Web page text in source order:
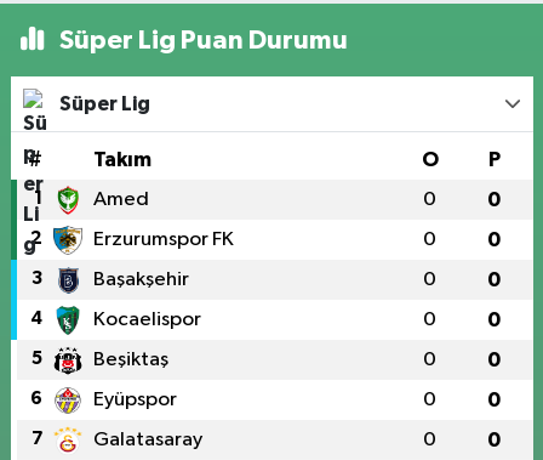
Süper Lig Puan Durumu
Süper Lig
# Takım O P
1 Amed 0 0
2 Erzurumspor FK 0 0
3 Başakşehir 0 0
4 Kocaelispor 0 0
5 Beşiktaş 0 0
6 Eyüpspor 0 0
7 Galatasaray 0 0